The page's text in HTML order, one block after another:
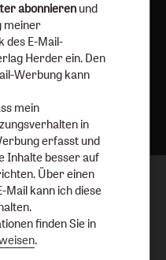
abonnieren und
meiner
des E-Mail-
Herder ein. Den
Werbung kann
mein
in
erfasst und
Inhalte besser auf
Über einen
Mail kann ich diese
finden Sie in
.